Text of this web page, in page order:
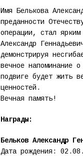
Имя Белькова
преданности
операции, стал ярким
Александр
демонстрируя
вечное напоминание
подвиге будет жить
ценностей.
Вечная память!
Награды:
Бельков Александр
Дата рождения: